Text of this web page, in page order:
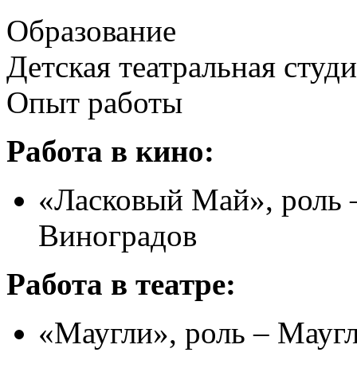
Образование
Детская театральная
Опыт работы
Работа в кино:
«Ласковый Май», роль
Виноградов
Работа в театре:
«Маугли», роль –